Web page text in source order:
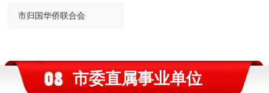
市归国华侨联合会
市委直属事业单位